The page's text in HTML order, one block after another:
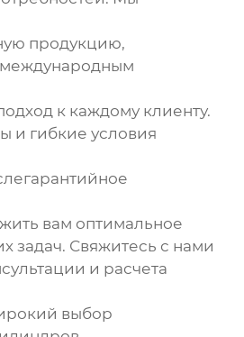
продукцию,
к каждому клиенту.
и гибкие условия
вам оптимальное
задач. Свяжитесь с нами
и расчета
выбор